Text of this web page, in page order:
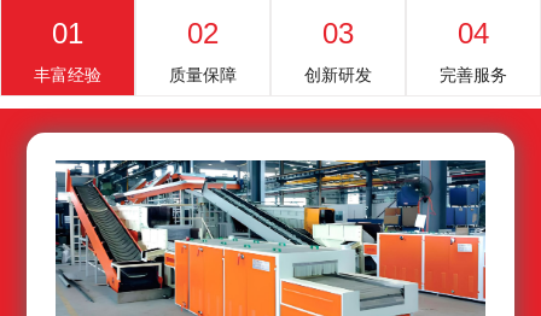
01
丰富经验
02
质量保障
03
创新研发
04
完善服务